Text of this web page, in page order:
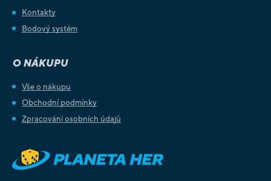
Kontakty
Bodový systém
O NÁKUPU
Vše o nákupu
Obchodní podmínky
Zpracování osobních údajů